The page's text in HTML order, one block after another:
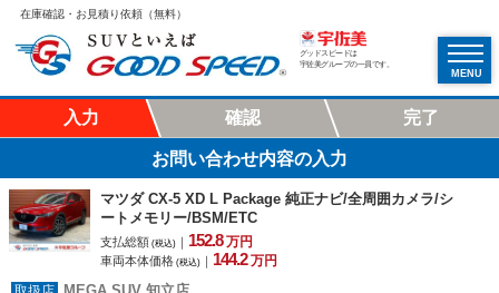
在庫確認・お見積り依頼（無料）
グッドスピードは
宇佐美グループの一員です。
MENU
入力 確認 完了
お問い合わせ内容の入力
マツダ CX-5 XD L Package 純正ナビ/全周囲カメラ/シ
ートメモリー/BSM/ETC
支払総額 (税込) 152.8 万円
車両本体価格 (税込) 144.2 万円